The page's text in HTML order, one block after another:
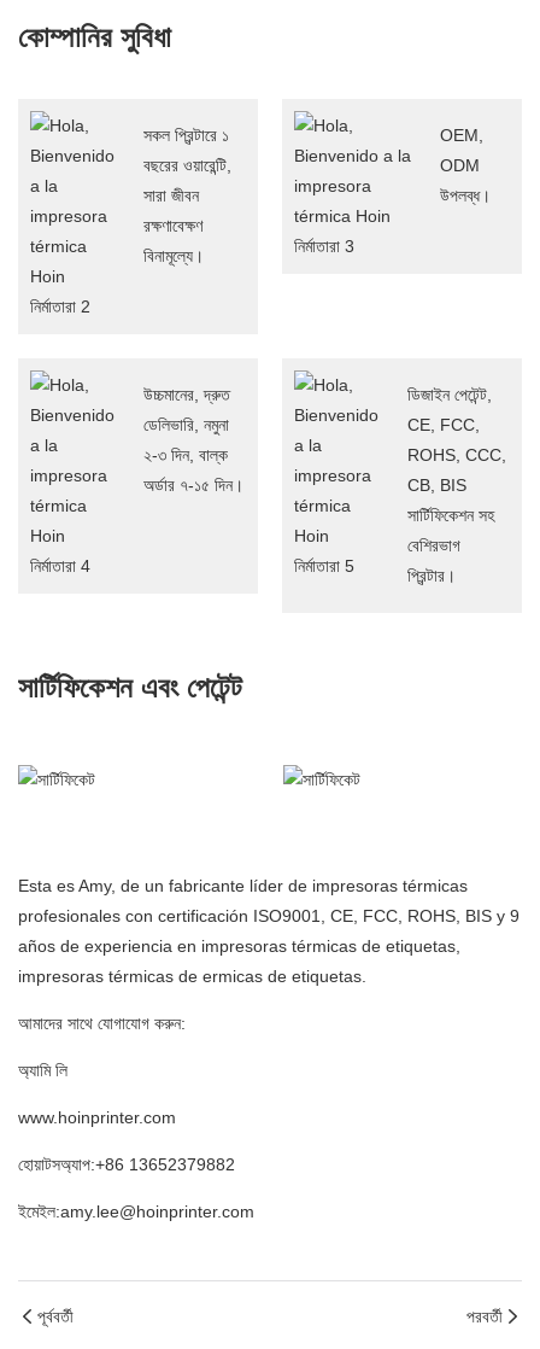
কোম্পানির সুবিধা
সকল প্রিন্টারে ১
বছরের ওয়ারেন্টি,
সারা জীবন
রক্ষণাবেক্ষণ
বিনামূল্যে।
OEM,
ODM
উপলব্ধ।
উচ্চমানের, দ্রুত
ডেলিভারি, নমুনা
২-৩ দিন, বাল্ক
অর্ডার ৭-১৫ দিন।
ডিজাইন পেটেন্ট,
CE, FCC,
ROHS, CCC,
CB, BIS
সার্টিফিকেশন সহ
বেশিরভাগ
প্রিন্টার।
সার্টিফিকেশন এবং পেটেন্ট
Esta es Amy, de un fabricante líder de impresoras térmicas
profesionales con certificación ISO9001, CE, FCC, ROHS, BIS y 9
años de experiencia en impresoras térmicas de etiquetas,
impresoras térmicas de ermicas de etiquetas.
আমাদের সাথে যোগাযোগ করুন:
অ্যামি লি
www.hoinprinter.com
হোয়াটসঅ্যাপ:+86 13652379882
ইমেইল:amy.lee@hoinprinter.com
পূর্ববর্তী পরবর্তী